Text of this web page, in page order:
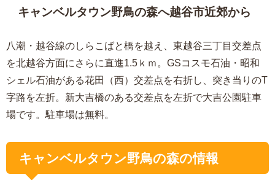
キャンベルタウン野鳥の森へ越谷市近郊から
八潮・越谷線のしらこばと橋を越え、東越谷三丁目交差点
を北越谷方面にさらに直進1.5ｋｍ。GSコスモ石油・昭和
シェル石油がある花田（西）交差点を右折し、突き当りのT
字路を左折。新大吉橋のある交差点を左折で大吉公園駐車
場です。駐車場は無料。
キャンベルタウン野鳥の森の情報